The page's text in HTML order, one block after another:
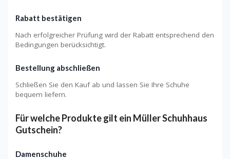
Rabatt bestätigen
Nach erfolgreicher Prüfung wird der Rabatt entsprechend den
Bedingungen berücksichtigt.
Bestellung abschließen
Schließen Sie den Kauf ab und lassen Sie Ihre Schuhe
bequem liefern.
Für welche Produkte gilt ein Müller Schuhhaus
Gutschein?
Damenschuhe